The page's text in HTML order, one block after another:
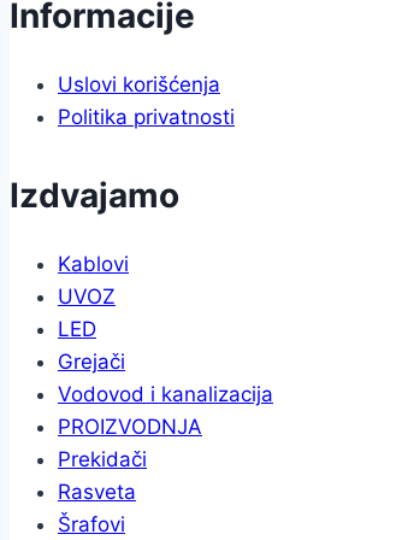
Informacije
Uslovi korišćenja
Politika privatnosti
Izdvajamo
Kablovi
UVOZ
LED
Grejači
Vodovod i kanalizacija
PROIZVODNJA
Prekidači
Rasveta
Šrafovi